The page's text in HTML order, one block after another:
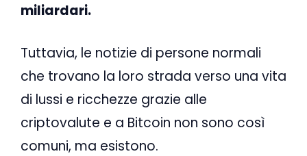
miliardari.
Tuttavia, le notizie di persone normali
che trovano la loro strada verso una vita
di lussi e ricchezze grazie alle
criptovalute e a Bitcoin non sono così
comuni, ma esistono.